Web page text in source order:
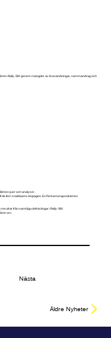
Rally-SM genom mängder av livesändningar, sammandrag och
och analyser.
de fem snabbaste ekipagen. En flerkameraproduktion
från samtliga deltävlingar i Rally-SM.
om.
Nästa
Äldre Nyheter